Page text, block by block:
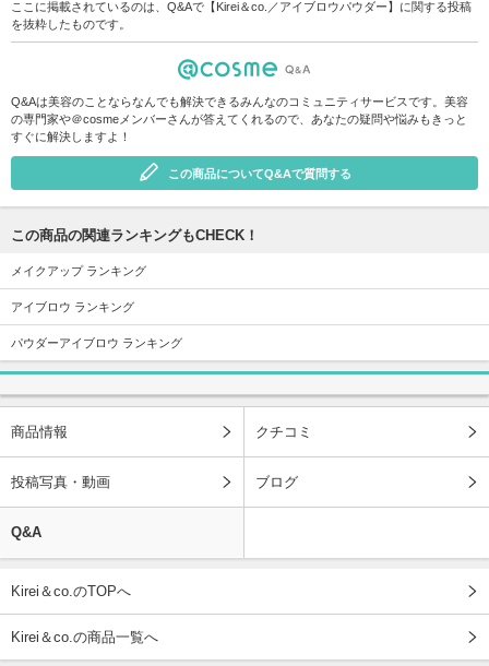
ここに掲載されているのは、Q&Aで【Kirei＆co.／アイブロウパウダー】に関する投稿
を抜粋したものです。
Q&Aは美容のことならなんでも解決できるみんなのコミュニティサービスです。美容
の専門家や＠cosmeメンバーさんが答えてくれるので、あなたの疑問や悩みもきっと
すぐに解決しますよ！
この商品についてQ&Aで質問する
この商品の関連ランキングもCHECK！
メイクアップ ランキング
アイブロウ ランキング
パウダーアイブロウ ランキング
商品情報 クチコミ
投稿写真・動画 ブログ
Q&A
Kirei＆co.のTOPへ
Kirei＆co.の商品一覧へ